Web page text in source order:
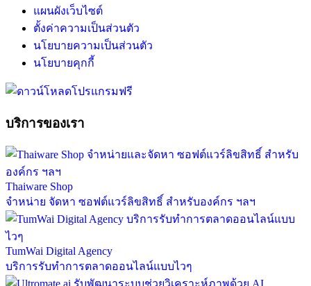
แผนผังเว็บไซต์
ตั้งค่าความเป็นส่วนตัว
นโยบายความเป็นส่วนตัว
นโยบายคุกกี้
บริการของเรา
Thaiware Shop
จำหน่าย จัดหา ซอฟต์แวร์ลิขสิทธิ์ สำหรับองค์กร ฯลฯ
TumWai Digital Agency
บริการรับทำการตลาดออนไลน์แบบไวๆ